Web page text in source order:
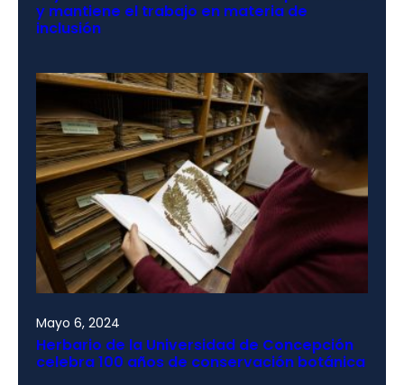
y mantiene el trabajo en materia de
inclusión
Mayo 6, 2024
Herbario de la Universidad de Concepción
celebra 100 años de conservación botánica